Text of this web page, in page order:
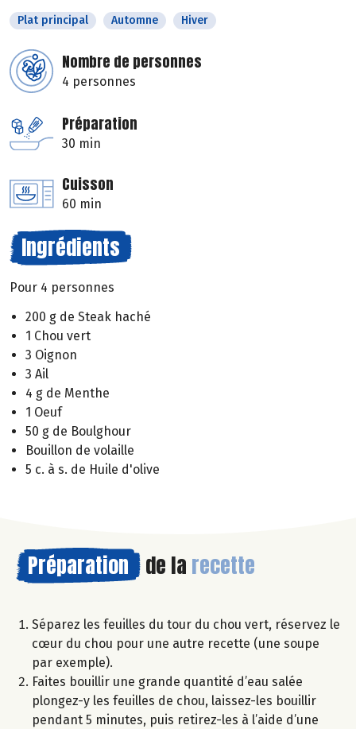
Plat principal Automne Hiver
Nombre de personnes
4 personnes
Préparation
30 min
Cuisson
60 min
Ingrédients
Pour 4 personnes
200 g de Steak haché
1 Chou vert
3 Oignon
3 Ail
4 g de Menthe
1 Oeuf
50 g de Boulghour
Bouillon de volaille
5 c. à s. de Huile d'olive
Préparation de la recette
Séparez les feuilles du tour du chou vert, réservez le
cœur du chou pour une autre recette (une soupe
par exemple).
Faites bouillir une grande quantité d’eau salée
plongez-y les feuilles de chou, laissez-les bouillir
pendant 5 minutes, puis retirez-les à l’aide d’une